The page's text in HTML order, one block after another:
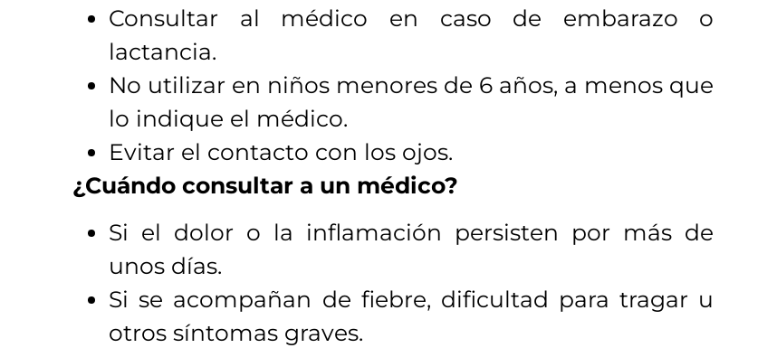
Consultar al médico en caso de embarazo o
lactancia.
No utilizar en niños menores de 6 años, a menos que
lo indique el médico.
Evitar el contacto con los ojos.
¿Cuándo consultar a un médico?
Si el dolor o la inflamación persisten por más de
unos días.
Si se acompañan de fiebre, dificultad para tragar u
otros síntomas graves.